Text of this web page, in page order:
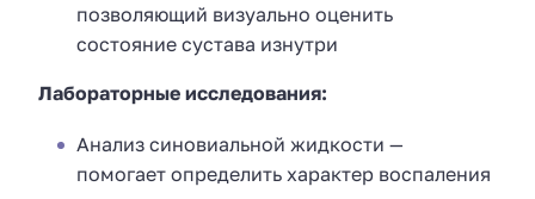
позволяющий визуально оценить
состояние сустава изнутри
Лабораторные исследования:
Анализ синовиальной жидкости —
помогает определить характер воспаления